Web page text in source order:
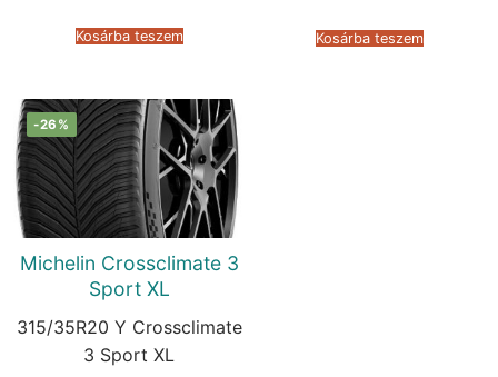
205.562 Ft.
Kosárba teszem
89.929 Ft.
Kosárba teszem
-26%
Michelin Crossclimate 3
Sport XL
315/35R20 Y Crossclimate
3 Sport XL